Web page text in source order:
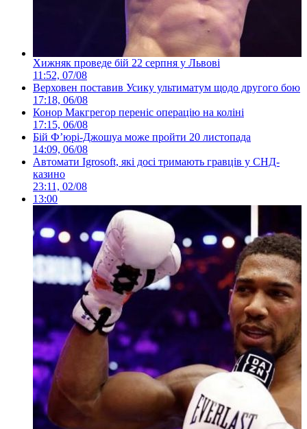
Хижняк проведе бій 22 серпня у Львові
11:52, 07/08
Верховен поставив Усику ультиматум щодо другого бою
17:18, 06/08
Конор Макгрегор переніс операцію на коліні
17:15, 06/08
Бій Ф’юрі-Джошуа може пройти 20 листопада
14:09, 06/08
Автомати Igrosoft, які досі тримають гравців у СНД-
казино
23:11, 02/08
13:00